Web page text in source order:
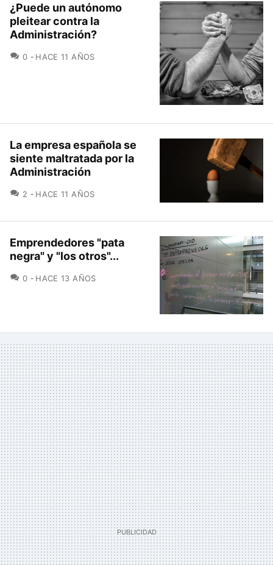
¿Puede un autónomo
pleitear contra la
Administración?
0 COMENTARIOS
HACE 11 AÑOS
La empresa española se
siente maltratada por la
Administración
2 COMENTARIOS
HACE 11 AÑOS
Emprendedores "pata
negra" y "los otros"...
0 COMENTARIOS
HACE 13 AÑOS